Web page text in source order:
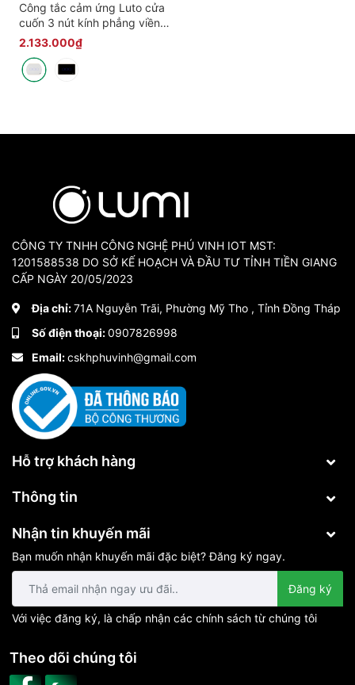
Công tắc cảm ứng Luto cửa
cuốn 3 nút kính phẳng viền
nhôm
2.133.000₫
CÔNG TY TNHH CÔNG NGHỆ PHÚ VINH IOT MST:
1201588538 DO SỞ KẾ HOẠCH VÀ ĐẦU TƯ TỈNH TIỀN GIANG
CẤP NGÀY 20/05/2023
Địa chỉ:71A Nguyễn Trãi, Phường Mỹ Tho , Tỉnh Đồng Tháp
Số điện thoại:0907826998
Email:cskhphuvinh@gmail.com
Hỗ trợ khách hàng
Thông tin
Nhận tin khuyến mãi
Bạn muốn nhận khuyến mãi đặc biệt? Đăng ký ngay.
Đăng ký
Với việc đăng ký, là chấp nhận các chính sách từ chúng tôi
Theo dõi chúng tôi